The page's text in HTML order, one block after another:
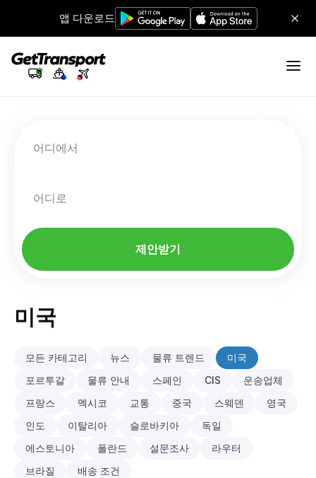
앱 다운로드
어디에서
어디로
제안받기
미국
모든 카테고리 뉴스 물류 트렌드
미국
포르투갈
물류 안내 스페인 CIS
운송업체
프랑스
멕시코 교통 중국 스웨덴
영국
인도
이탈리아 슬로바키아
독일
에스토니아
폴란드 설문조사
라우터
브라질
배송 조건